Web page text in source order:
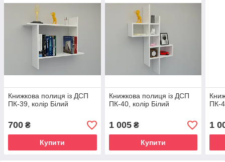
Книжкова полиця із ДСП
ПК-39, колір Білий
700 ₴
Купити
Книжкова полиця із ДСП
ПК-40, колір Білий
1 005₴
Купити
ПК-
1